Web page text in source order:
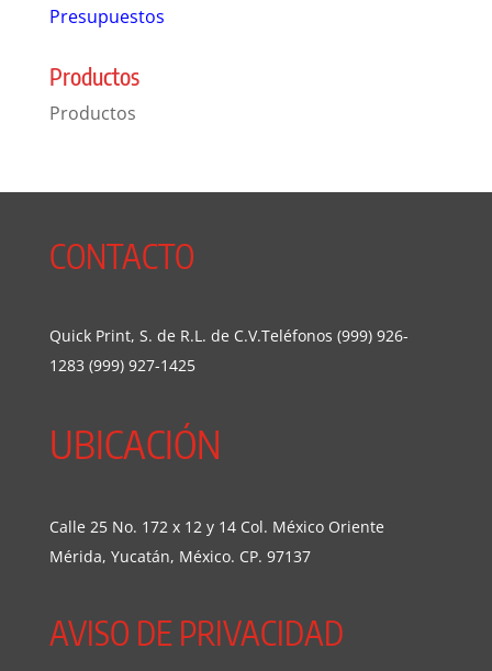
Presupuestos
Productos
Productos
CONTACTO
Quick Print, S. de R.L. de C.V.Teléfonos (999) 926-
1283 (999) 927-1425
UBICACIÓN
Calle 25 No. 172 x 12 y 14 Col. México Oriente
Mérida, Yucatán, México. CP. 97137
AVISO DE PRIVACIDAD